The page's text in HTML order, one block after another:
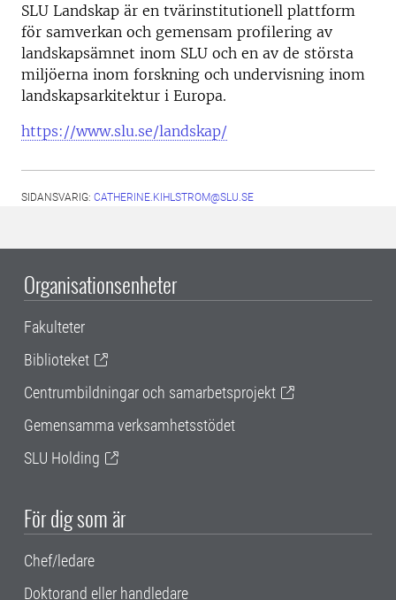
SLU Landskap är en tvärinstitutionell plattform
för samverkan och gemensam profilering av
landskapsämnet inom SLU och en av de största
miljöerna inom forskning och undervisning inom
landskapsarkitektur i Europa.
https://www.slu.se/landskap/
SIDANSVARIG: CATHERINE.KIHLSTROM@SLU.SE
Organisationsenheter
Fakulteter
Biblioteket
Centrumbildningar och samarbetsprojekt
Gemensamma verksamhetsstödet
SLU Holding
För dig som är
Chef/ledare
Doktorand eller handledare